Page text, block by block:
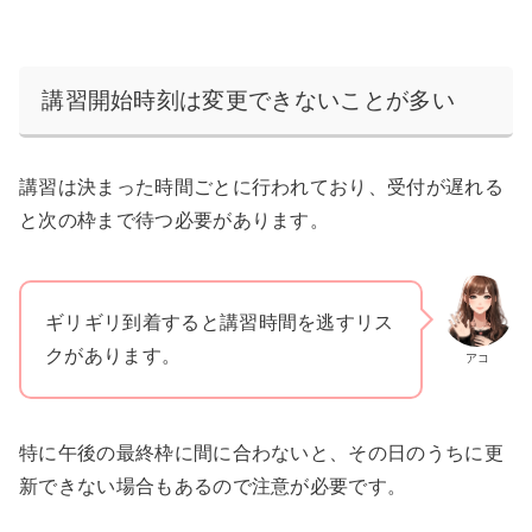
講習開始時刻は変更できないことが多い
講習は決まった時間ごとに行われており、受付が遅れる
と次の枠まで待つ必要があります。
アコ
ギリギリ到着すると講習時間を逃すリス
クがあります。
特に午後の最終枠に間に合わないと、その日のうちに更
新できない場合もあるので注意が必要です。